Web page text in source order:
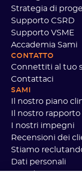
Strategia di
Supporto CSRD
Supporto VSME
Accademia Sami
CONTATTO
Connettiti al tuo
Contattaci
SAMI
Il nostro piano
Il nostro
I nostri impegni
Recensioni dei
Stiamo
Dati personali